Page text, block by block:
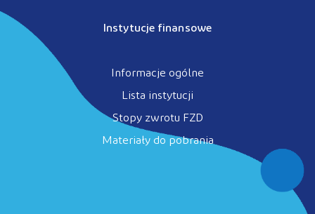
Instytucje finansowe
Informacje ogólne
Lista instytucji
Stopy zwrotu FZD
Materiały do pobrania